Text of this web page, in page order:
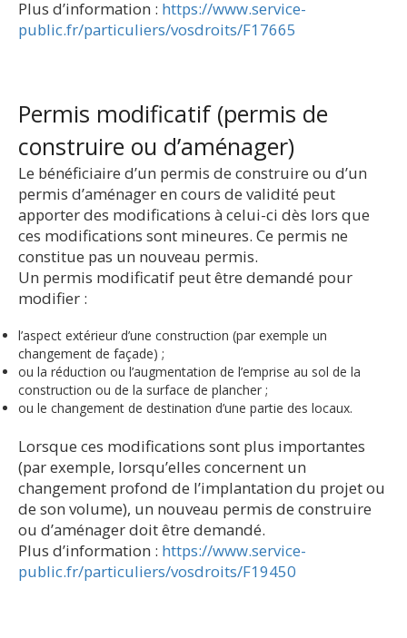
Plus d’information : https://www.service-
public.fr/particuliers/vosdroits/F17665
Permis modificatif (permis de
construire ou d’aménager)
Le bénéficiaire d’un permis de construire ou d’un
permis d’aménager en cours de validité peut
apporter des modifications à celui-ci dès lors que
ces modifications sont mineures. Ce permis ne
constitue pas un nouveau permis.
Un permis modificatif peut être demandé pour
modifier :
l’aspect extérieur d’une construction (par exemple un
changement de façade) ;
ou la réduction ou l’augmentation de l’emprise au sol de la
construction ou de la surface de plancher ;
ou le changement de destination d’une partie des locaux.
Lorsque ces modifications sont plus importantes
(par exemple, lorsqu’elles concernent un
changement profond de l’implantation du projet ou
de son volume), un nouveau permis de construire
ou d’aménager doit être demandé.
Plus d’information : https://www.service-
public.fr/particuliers/vosdroits/F19450